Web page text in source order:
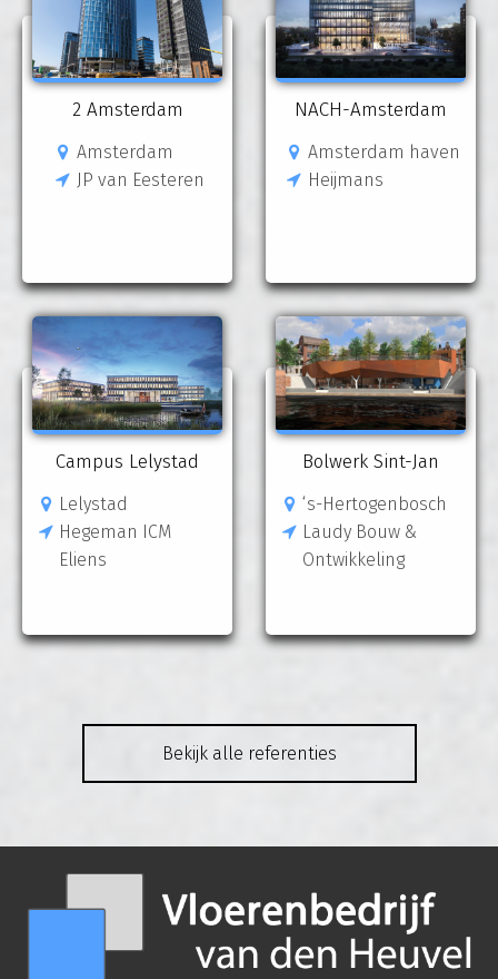
2 Amsterdam
Amsterdam
JP van Eesteren
NACH-Amsterdam
Amsterdam haven
Heijmans
Campus Lelystad
Lelystad
Hegeman ICM
Eliens
Bolwerk Sint-Jan
‘s-Hertogenbosch
Laudy Bouw &
Ontwikkeling
Bekijk alle referenties